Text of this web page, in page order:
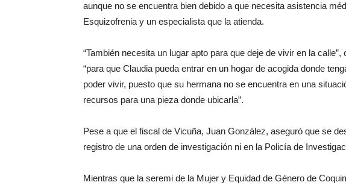
aunque no se encuentra bien debido a que necesita asistencia
Esquizofrenia y un especialista que la atienda.
“También necesita un lugar apto para que deje de vivir en la
“para que Claudia pueda entrar en un hogar de acogida donde
poder vivir, puesto que su hermana no se encuentra en una
recursos para una pieza donde ubicarla”.
Pese a que el fiscal de Vicuña, Juan González, aseguró que se
registro de una orden de investigación ni en la Policía de
Mientras que la seremi de la Mujer y Equidad de Género de